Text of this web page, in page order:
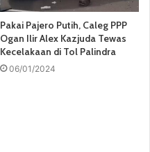
Pakai Pajero Putih, Caleg PPP
Ogan Ilir Alex Kazjuda Tewas
Kecelakaan di Tol Palindra
06/01/2024